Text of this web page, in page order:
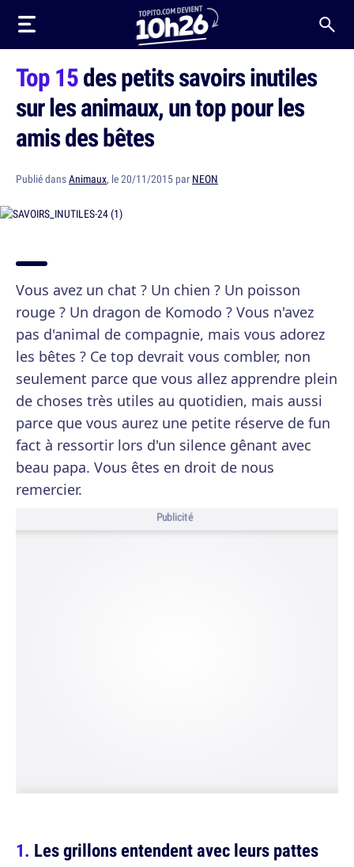
Top 15des petits savoirs inutiles
sur les animaux, un top pour les
amis des bêtes
Publié dansAnimaux, le 20/11/2015 par NEON
Vous avez un chat ? Un chien ? Un poisson
rouge ? Un dragon de Komodo ? Vous n'avez
pas d'animal de compagnie, mais vous adorez
les bêtes ? Ce top devrait vous combler, non
seulement parce que vous allez apprendre plein
de choses très utiles au quotidien, mais aussi
parce que vous aurez une petite réserve de fun
fact à ressortir lors d'un silence gênant avec
beau papa. Vous êtes en droit de nous
remercier.
Publicité
Les grillons entendent avec leurs pattes